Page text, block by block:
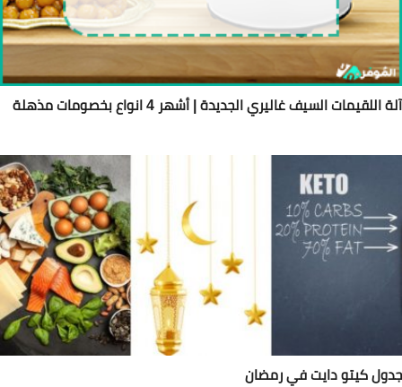
اللقيمات السيف غاليري الجديدة | أشهر 4 انواع بخصومات مذهلة
كيتو دايت في رمضان